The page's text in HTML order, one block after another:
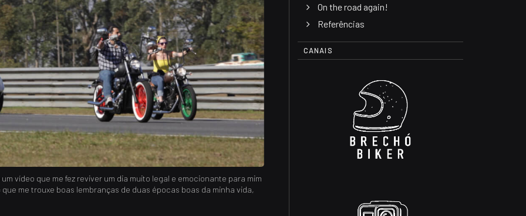
vídeo que me fez reviver um dia muito legal e emocionante para mim
me trouxe boas lembranças de duas épocas boas da minha vida,
On the road again!
Referências
CANAIS